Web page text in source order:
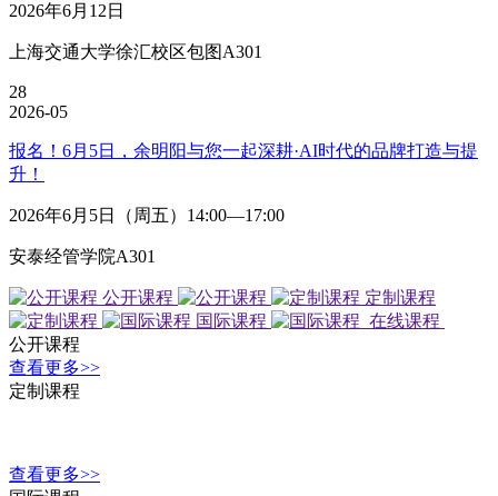
2026年6月12日
上海交通大学徐汇校区包图A301
28
2026-05
报名！6月5日，余明阳与您一起深耕·AI时代的品牌打造与提
升！
2026年6月5日（周五）14:00—17:00
安泰经管学院A301
公开课程
定制课程
国际课程
在线课程
公开课程
查看更多>>
定制课程
查看更多>>